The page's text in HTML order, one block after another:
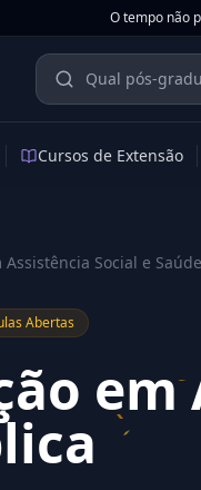
O tempo não
Cursos de Extensão
Assistência Social e
Abertas